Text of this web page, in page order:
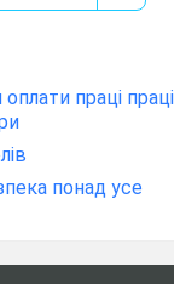
праці
понад усе